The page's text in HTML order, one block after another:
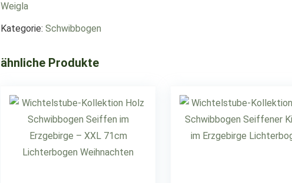
Weigla
Kategorie: Schwibbogen
ähnliche Produkte